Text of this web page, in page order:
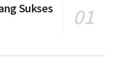
Sukses